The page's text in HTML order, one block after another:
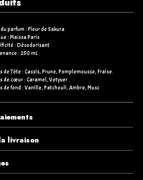
parfum : Fleur de Sakura
: Maïssa Paris
: Désodorisant
: 250 mL
de Tête : Cassis, Prune, Pomplemousse, Fraise.
de cœur : Caramel, Vetyver .
de fond : Vanille, Patchouli, Ambre, Musc
livraison